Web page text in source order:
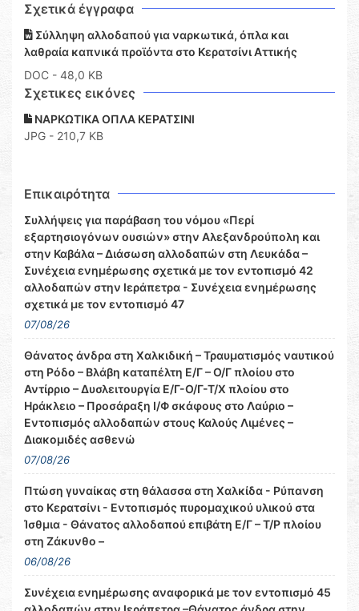
Σχετικά έγγραφα
Σύλληψη αλλοδαπού για ναρκωτικά, όπλα και
λαθραία καπνικά προϊόντα στο Κερατσίνι Αττικής
DOC - 48,0 KB
Σχετικες εικόνες
ΝΑΡΚΩΤΙΚΑ ΟΠΛΑ ΚΕΡΑΤΣΙΝΙ
JPG - 210,7 KB
Επικαιρότητα
Συλλήψεις για παράβαση του νόμου «Περί
εξαρτησιογόνων ουσιών» στην Αλεξανδρούπολη και
στην Καβάλα – Διάσωση αλλοδαπών στη Λευκάδα –
Συνέχεια ενημέρωσης σχετικά με τον εντοπισμό 42
αλλοδαπών στην Ιεράπετρα - Συνέχεια ενημέρωσης
σχετικά με τον εντοπισμό 47
07/08/26
Θάνατος άνδρα στη Χαλκιδική – Τραυματισμός ναυτικού
στη Ρόδο – Βλάβη καταπέλτη Ε/Γ – Ο/Γ πλοίου στο
Αντίρριο – Δυσλειτουργία Ε/Γ-Ο/Γ-Τ/Χ πλοίου στο
Ηράκλειο – Προσάραξη Ι/Φ σκάφους στο Λαύριο –
Εντοπισμός αλλοδαπών στους Καλούς Λιμένες –
Διακομιδές ασθενώ
07/08/26
Πτώση γυναίκας στη θάλασσα στη Χαλκίδα - Ρύπανση
στο Κερατσίνι - Εντοπισμός πυρομαχικού υλικού στα
Ίσθμια - Θάνατος αλλοδαπού επιβάτη Ε/Γ – Τ/Ρ πλοίου
στη Ζάκυνθο –
06/08/26
Συνέχεια ενημέρωσης αναφορικά με τον εντοπισμό 45